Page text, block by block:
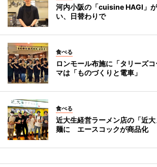
河内小阪の「cuisine HAGI」
い、日替わりで
食べる
ロンモール布施に「タリーズ
マは「ものづくりと電車」
食べる
近大生経営ラーメン店の「近
麺に エースコックが商品化